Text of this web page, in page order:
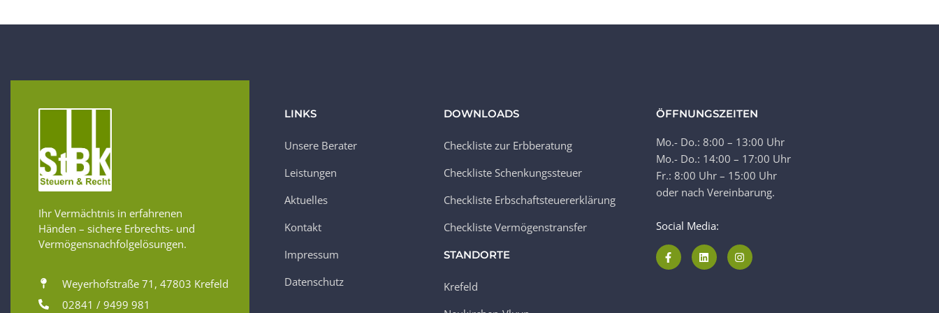
Ihr Vermächtnis in erfahrenen
Händen – sichere Erbrechts- und
Vermögensnachfolgelösungen.
Weyerhofstraße 71, 47803 Krefeld
02841 / 9499 981
LINKS
Unsere Berater
Leistungen
Aktuelles
Kontakt
Impressum
Datenschutz
DOWNLOADS
Checkliste zur Erbberatung
Checkliste Schenkungssteuer
Checkliste Erbschaftsteuererklärung
Checkliste Vermögenstransfer
STANDORTE
Krefeld
ÖFFNUNGSZEITEN
Mo.- Do.: 8:00 – 13:00 Uhr
Mo.- Do.: 14:00 – 17:00 Uhr
Fr.: 8:00 Uhr – 15:00 Uhr
oder nach Vereinbarung.
Social Media: